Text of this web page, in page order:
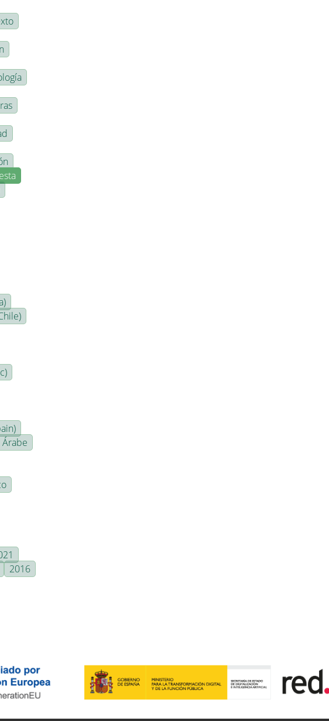
Árabe
2016